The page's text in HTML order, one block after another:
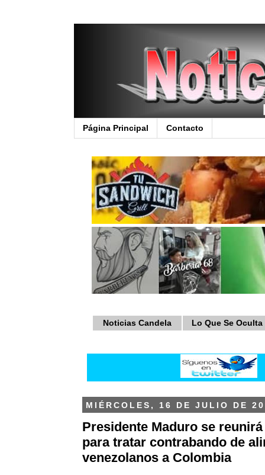
Página Principal Contacto
Noticias Candela Lo Que Se Oculta
MIÉRCOLES, 16 DE JULIO DE
Presidente Maduro se
para tratar contrabando de
venezolanos a Colombia